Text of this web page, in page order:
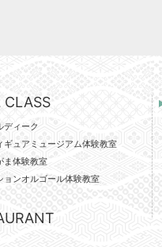
CLASS
ディーク
ギュアミュージアム体験教室
ま体験教室
ョンオルゴール体験教室